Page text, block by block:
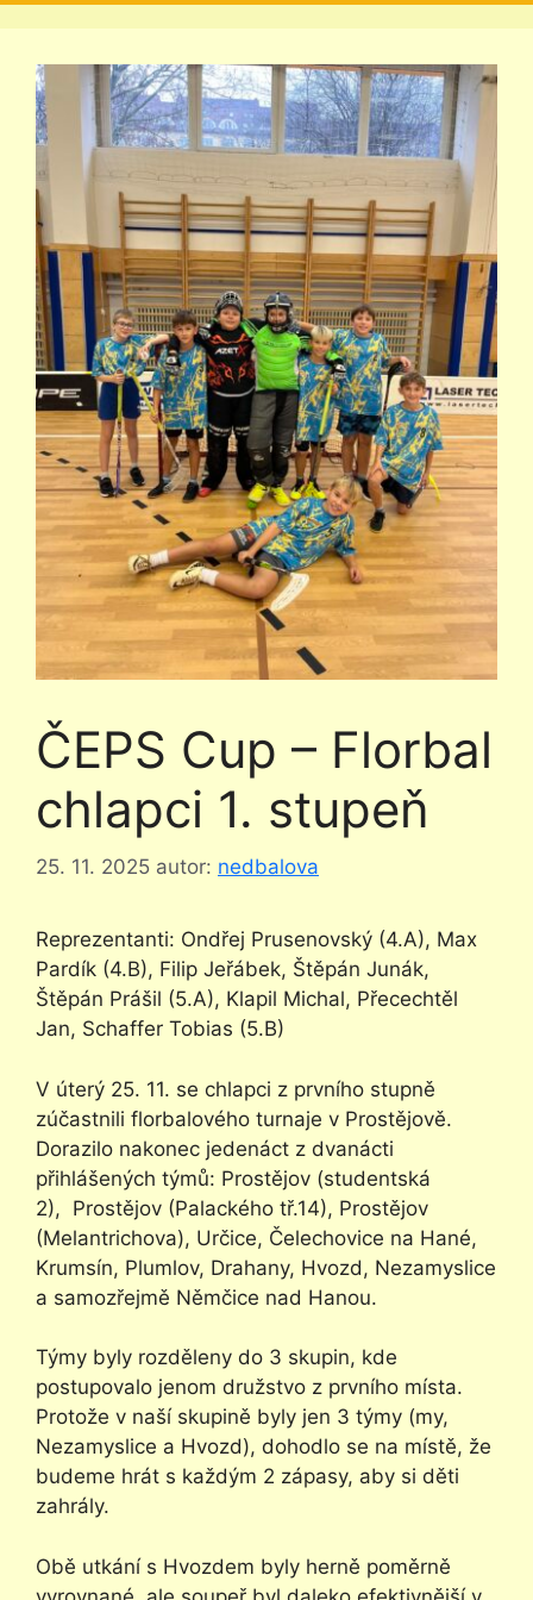
ČEPS Cup – Florbal
chlapci 1. stupeň
25. 11. 2025 autor: nedbalova
Reprezentanti: Ondřej Prusenovský (4.A), Max
Pardík (4.B), Filip Jeřábek, Štěpán Junák,
Štěpán Prášil (5.A), Klapil Michal, Přecechtěl
Jan, Schaffer Tobias (5.B)
V úterý 25. 11. se chlapci z prvního stupně
zúčastnili florbalového turnaje v Prostějově.
Dorazilo nakonec jedenáct z dvanácti
přihlášených týmů: Prostějov (studentská
2), Prostějov (Palackého tř.14), Prostějov
(Melantrichova), Určice, Čelechovice na Hané,
Krumsín, Plumlov, Drahany, Hvozd, Nezamyslice
a samozřejmě Němčice nad Hanou.
Týmy byly rozděleny do 3 skupin, kde
postupovalo jenom družstvo z prvního místa.
Protože v naší skupině byly jen 3 týmy (my,
Nezamyslice a Hvozd), dohodlo se na místě, že
budeme hrát s každým 2 zápasy, aby si děti
zahrály.
Obě utkání s Hvozdem byly herně poměrně